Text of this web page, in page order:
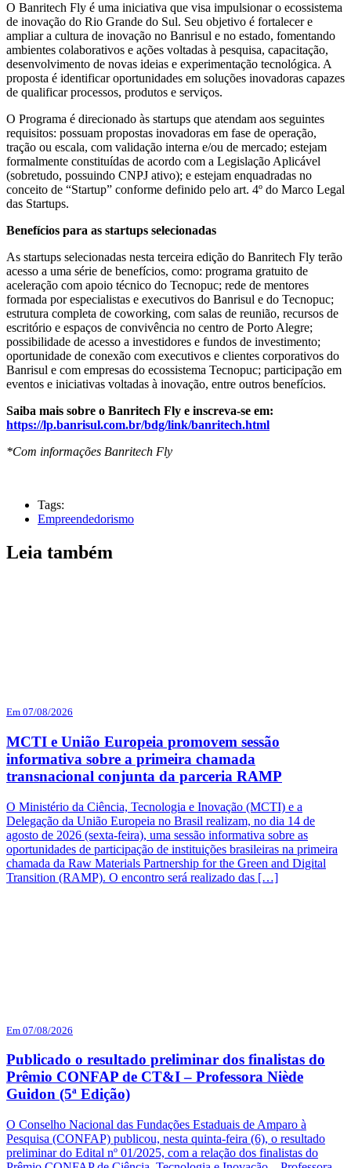
O Banritech Fly é uma iniciativa que visa impulsionar o ecossistema
de inovação do Rio Grande do Sul. Seu objetivo é fortalecer e
ampliar a cultura de inovação no Banrisul e no estado, fomentando
ambientes colaborativos e ações voltadas à pesquisa, capacitação,
desenvolvimento de novas ideias e experimentação tecnológica. A
proposta é identificar oportunidades em soluções inovadoras capazes
de qualificar processos, produtos e serviços.
O Programa é direcionado às startups que atendam aos seguintes
requisitos: possuam propostas inovadoras em fase de operação,
tração ou escala, com validação interna e/ou de mercado; estejam
formalmente constituídas de acordo com a Legislação Aplicável
(sobretudo, possuindo CNPJ ativo); e estejam enquadradas no
conceito de “Startup” conforme definido pelo art. 4º do Marco Legal
das Startups.
Benefícios para as startups selecionadas
As startups selecionadas nesta terceira edição do Banritech Fly terão
acesso a uma série de benefícios, como: programa gratuito de
aceleração com apoio técnico do Tecnopuc; rede de mentores
formada por especialistas e executivos do Banrisul e do Tecnopuc;
estrutura completa de coworking, com salas de reunião, recursos de
escritório e espaços de convivência no centro de Porto Alegre;
possibilidade de acesso a investidores e fundos de investimento;
oportunidade de conexão com executivos e clientes corporativos do
Banrisul e com empresas do ecossistema Tecnopuc; participação em
eventos e iniciativas voltadas à inovação, entre outros benefícios.
Saiba mais sobre o Banritech Fly e inscreva-se em:
https://lp.banrisul.com.br/bdg/link/banritech.html
*Com informações Banritech Fly
Tags:
Empreendedorismo
Leia também
Em 07/08/2026
MCTI e União Europeia promovem sessão
informativa sobre a primeira chamada
transnacional conjunta da parceria RAMP
O Ministério da Ciência, Tecnologia e Inovação (MCTI) e a
Delegação da União Europeia no Brasil realizam, no dia 14 de
agosto de 2026 (sexta-feira), uma sessão informativa sobre as
oportunidades de participação de instituições brasileiras na primeira
chamada da Raw Materials Partnership for the Green and Digital
Transition (RAMP). O encontro será realizado das […]
Em 07/08/2026
Publicado o resultado preliminar dos finalistas do
Prêmio CONFAP de CT&I – Professora Niède
Guidon (5ª Edição)
O Conselho Nacional das Fundações Estaduais de Amparo à
Pesquisa (CONFAP) publicou, nesta quinta-feira (6), o resultado
preliminar do Edital nº 01/2025, com a relação dos finalistas do